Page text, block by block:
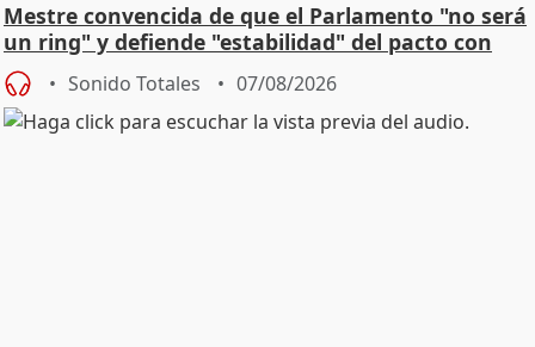
Mestre convencida de que el Parlamento "no será
un ring" y defiende "estabilidad" del pacto con
Vox
Sonido Totales 07/08/2026